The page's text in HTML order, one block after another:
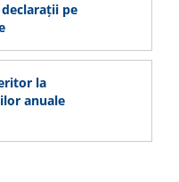
declarații pe
la
anuale